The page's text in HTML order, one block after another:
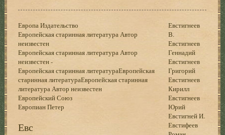
Европа Издательство
Европейская старинная литература Автор
неизвестен
Европейская старинная литература Автор
неизвестен -
Европейская старинная литератураЕвропейская
старинная литератураЕвропейская старинная
литература Автор неизвестен
Европейский Союз
Европиан Петер
Евс
Евстигнеев
В.
Евстигнеев
Геннадий
Евстигнеев
Григорий
Евстигнеев
Кирилл
Евстигнеев
Юрий
Евстигней И.
Евстифеев